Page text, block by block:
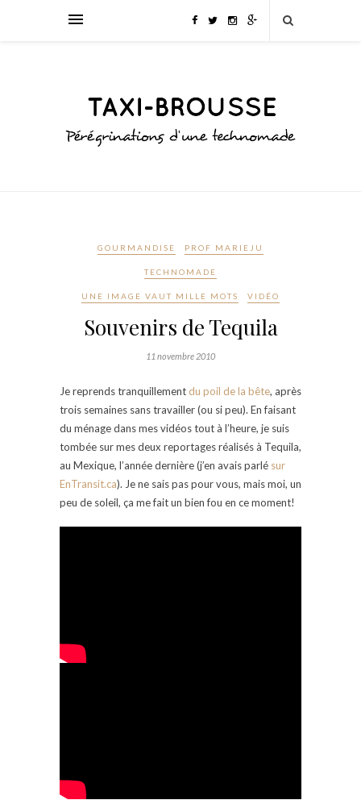
GOURMANDISE PROF MARIEJU
TECHNOMADE
UNE IMAGE VAUT MILLE MOTS VIDÉO
Souvenirs de Tequila
11 novembre 2010
Je reprends tranquillement du poil de la bête, après
trois semaines sans travailler (ou si peu). En faisant
du ménage dans mes vidéos tout à l’heure, je suis
tombée sur mes deux reportages réalisés à Tequila,
au Mexique, l’année dernière (j’en avais parlé sur
EnTransit.ca). Je ne sais pas pour vous, mais moi, un
peu de soleil, ça me fait un bien fou en ce moment!